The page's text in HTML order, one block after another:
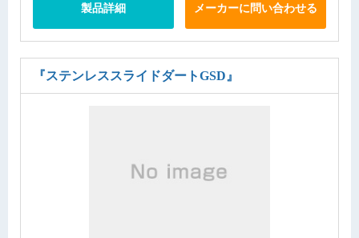
製品詳細 メーカーに問い合わせる
『ステンレススライドダートGSD』